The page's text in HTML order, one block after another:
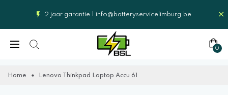
2 jaar garantie | info@batteryservicelimburg.be
0
Home Lenovo Thinkpad Laptop Accu 61